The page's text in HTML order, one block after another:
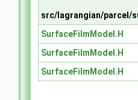
src/lagrangian/parcel/
SurfaceFilmModel.H
SurfaceFilmModel.H
SurfaceFilmModel.H